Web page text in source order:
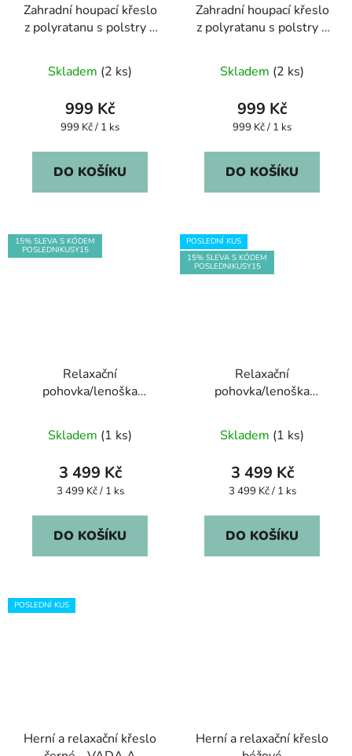
Zahradní houpací křeslo
z polyratanu s polstry –
Skladem (2 ks)
999 Kč
Měrná
999 Kč / 1 ks
DO KOŠÍKU
Zahradní houpací křeslo
z polyratanu s polstry –
Skladem (2 ks)
999 Kč
Měrná
999 Kč / 1 ks
DO KOŠÍKU
15% SLEVA S KÓDEM
POSLEDNIKUSY15
Relaxační
pohovka/lenoška
Skladem (1 ks)
3 499 Kč
Měrná
3 499 Kč / 1 ks
DO KOŠÍKU
POSLEDNÍ KUS
15% SLEVA S KÓDEM
POSLEDNIKUSY15
Relaxační
pohovka/lenoška
Skladem (1 ks)
3 499 Kč
Měrná
3 499 Kč / 1 ks
DO KOŠÍKU
POSLEDNÍ KUS
Herní a relaxační křeslo
Herní a relaxační křeslo